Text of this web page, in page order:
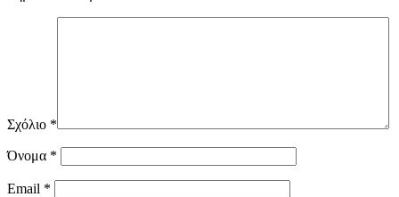
Σχόλιο *
Όνομα *
Email *